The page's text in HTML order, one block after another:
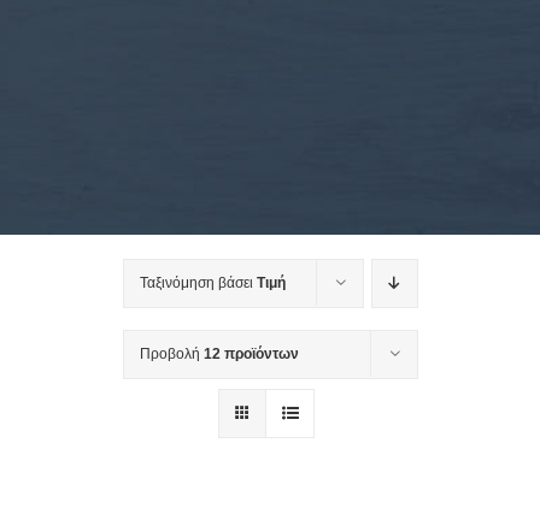
Ταξινόμηση βάσει Τιμή
Προβολή 12 προϊόντων